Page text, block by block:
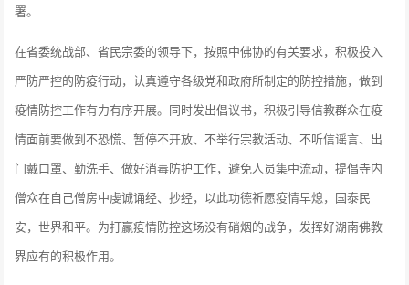
署。
在省委统战部、省民宗委的领导下，按照中佛协的有关要求，积极投入
严防严控的防疫行动，认真遵守各级党和政府所制定的防控措施，做到
疫情防控工作有力有序开展。同时发出倡议书，积极引导信教群众在疫
情面前要做到不恐慌、暂停不开放、不举行宗教活动、不听信谣言、出
门戴口罩、勤洗手、做好消毒防护工作，避免人员集中流动，提倡寺内
僧众在自己僧房中虔诚诵经、抄经，以此功德祈愿疫情早熄，国泰民
安，世界和平。为打赢疫情防控这场没有硝烟的战争，发挥好湖南佛教
界应有的积极作用。